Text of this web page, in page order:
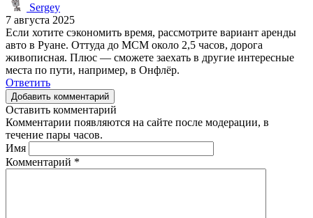
Sergey
7 августа 2025
Если хотите сэкономить время, рассмотрите вариант аренды
авто в Руане. Оттуда до МСМ около 2,5 часов, дорога
живописная. Плюс — сможете заехать в другие интересные
места по пути, например, в Онфлёр.
Ответить
Добавить комментарий
Оставить комментарий
Комментарии появляются на сайте после модерации, в
течение пары часов.
Имя
Комментарий *